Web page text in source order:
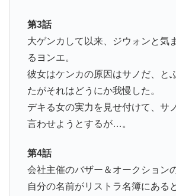
第3話
大ゲンカして以来、ジウォンと気
るヨンエ。
彼女はケンカの原因はサノだ、と
たがそれはどうにか我慢した。
デキる女の実力を見せ付けて、サ
言わせようとするが…。
第4話
会社主催のバザー＆オークション
自分の名前がリストラ名簿にある